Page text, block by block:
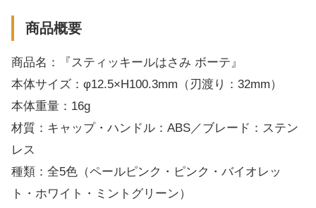
商品概要
商品名：『スティッキールはさみ ボーテ』
本体サイズ：φ12.5×H100.3mm（刃渡り：32mm）
本体重量：16g
材質：キャップ・ハンドル：ABS／ブレード：ステン
レス
種類：全5色（ペールピンク・ピンク・バイオレッ
ト・ホワイト・ミントグリーン）